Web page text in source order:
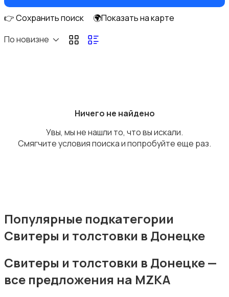
Домашняя одежда
👉 Сохранить поиск
🌍Показать на карте
По новизне
Ничего не найдено
Увы, мы не нашли то, что вы искали.
Смягчите условия поиска и попробуйте еще раз.
Популярные подкатегории
Свитеры и толстовки в Донецке
Свитеры и толстовки в Донецке —
все предложения на MZKA